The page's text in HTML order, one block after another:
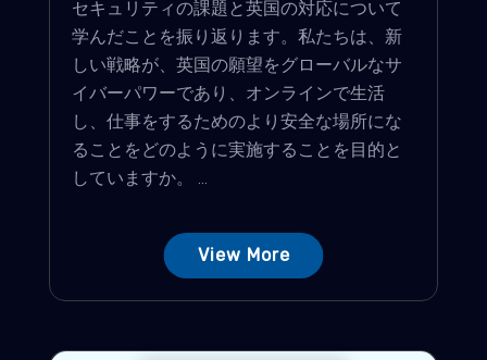
セキュリティの課題と英国の対応について
学んだことを振り返ります。私たちは、新
しい戦略が、英国の願望をグローバルなサ
イバーパワーであり、オンラインで生活
し、仕事をするためのより安全な場所にな
ることをどのように実施することを目的と
していますか。 ...
View More